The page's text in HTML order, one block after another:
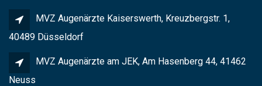
MVZ Augenärzte Kaiserswerth, Kreuzbergstr. 1,
40489 Düsseldorf
MVZ Augenärzte am JEK, Am Hasenberg 44, 41462
Neuss